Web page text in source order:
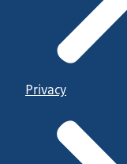
Privacy